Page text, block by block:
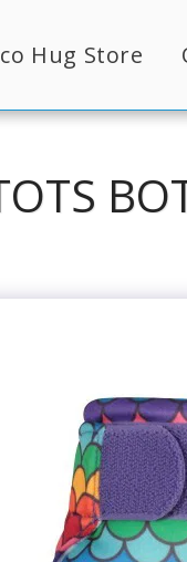
Hug Store